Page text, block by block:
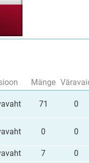
Mänge
71 0
0 0
7 0